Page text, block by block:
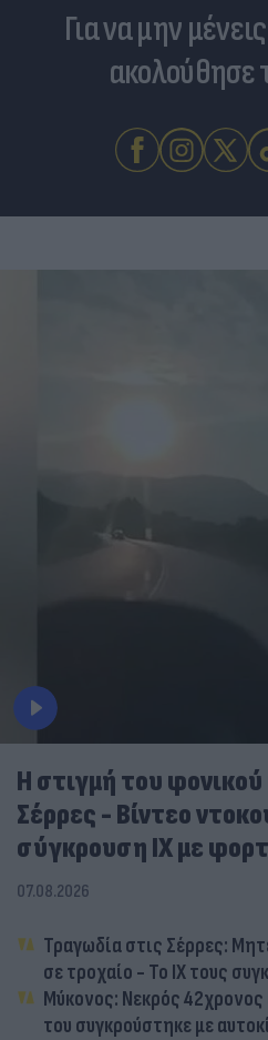
Για να μην
ακολούθησε
Η στιγμή του
Σέρρες - Βίντεο
σύγκρουση ΙΧ με
07.08.2026
Τραγωδία στις Σέρρες:
σε τροχαίο - Το ΙΧ τους
Μύκονος: Νεκρός
του συγκρούστηκε με